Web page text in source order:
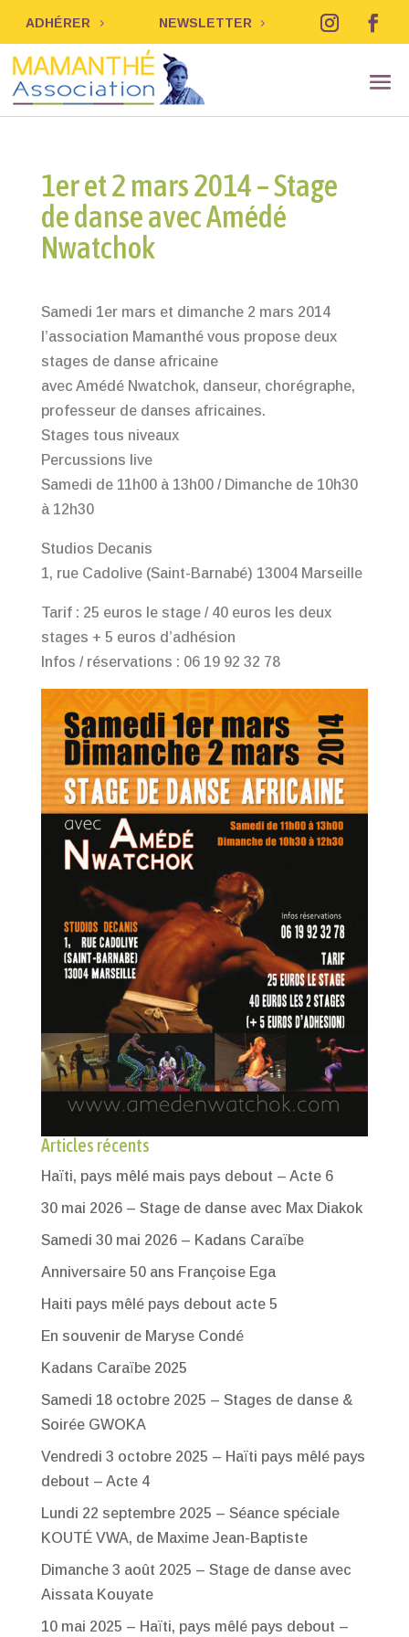
ADHÉRER NEWSLETTER
1er et 2 mars 2014 – Stage
de danse avec Amédé
Nwatchok
Samedi 1er mars et dimanche 2 mars 2014
l’association Mamanthé vous propose deux
stages de danse africaine
avec Amédé Nwatchok, danseur, chorégraphe,
professeur de danses africaines.
Stages tous niveaux
Percussions live
Samedi de 11h00 à 13h00 / Dimanche de 10h30
à 12h30
Studios Decanis
1, rue Cadolive (Saint-Barnabé) 13004 Marseille
Tarif : 25 euros le stage / 40 euros les deux
stages + 5 euros d’adhésion
Infos / réservations : 06 19 92 32 78
Articles récents
Haïti, pays mêlé mais pays debout – Acte 6
30 mai 2026 – Stage de danse avec Max Diakok
Samedi 30 mai 2026 – Kadans Caraïbe
Anniversaire 50 ans Françoise Ega
Haiti pays mêlé pays debout acte 5
En souvenir de Maryse Condé
Kadans Caraïbe 2025
Samedi 18 octobre 2025 – Stages de danse &
Soirée GWOKA
Vendredi 3 octobre 2025 – Haïti pays mêlé pays
debout – Acte 4
Lundi 22 septembre 2025 – Séance spéciale
KOUTÉ VWA, de Maxime Jean-Baptiste
Dimanche 3 août 2025 – Stage de danse avec
Aissata Kouyate
10 mai 2025 – Haïti, pays mêlé pays debout –